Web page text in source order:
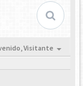
Visitante